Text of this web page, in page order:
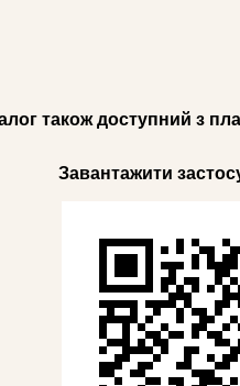
також доступний з
Завантажити